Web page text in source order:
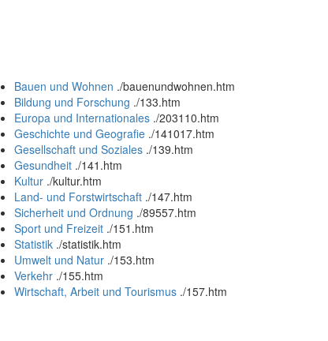
Bauen und Wohnen ./bauenundwohnen.htm
Bildung und Forschung ./133.htm
Europa und Internationales ./203110.htm
Geschichte und Geografie ./141017.htm
Gesellschaft und Soziales ./139.htm
Gesundheit ./141.htm
Kultur ./kultur.htm
Land- und Forstwirtschaft ./147.htm
Sicherheit und Ordnung ./89557.htm
Sport und Freizeit ./151.htm
Statistik ./statistik.htm
Umwelt und Natur ./153.htm
Verkehr ./155.htm
Wirtschaft, Arbeit und Tourismus ./157.htm